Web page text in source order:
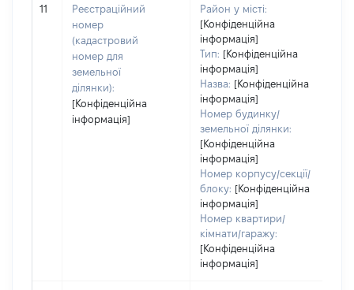
11
Реєстраційний
номер
(кадастровий
номер для
земельної
ділянки):
[Конфіденційна
інформація]
Район у місті:
[Конфіденційна
інформація]
Тип: [Конфіденційна
інформація]
Назва: [Конфіденційна
інформація]
Номер будинку/
земельної ділянки:
[Конфіденційна
інформація]
Номер корпусу/секції/
блоку: [Конфіденційна
інформація]
Номер квартири/
кімнати/гаражу:
[Конфіденційна
інформація]